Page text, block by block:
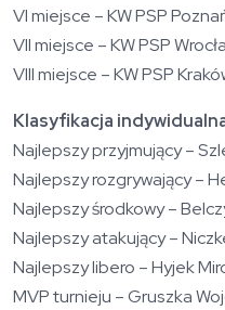
VI miejsce – KW PSP
VII miejsce – KW PSP
VIII miejsce – KW PSP
Klasyfikacja
Najlepszy przyjmujący –
Najlepszy rozgrywający –
Najlepszy środkowy –
Najlepszy atakujący –
Najlepszy libero – Hyjek
MVP turnieju – Gruszka